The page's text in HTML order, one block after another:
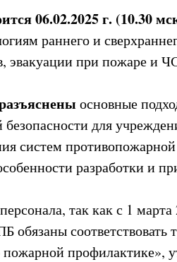
06.02.2025 г. (10.30
раннего и
эвакуации при пожаре и
основные
для
систем
разработки и
так как с 1
обязаны соответствовать
профилактике»,